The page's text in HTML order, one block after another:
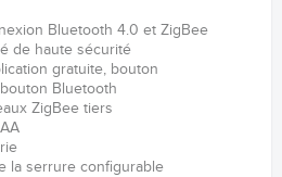
Bluetooth 4.0 et ZigBee
de haute sécurité
gratuite, bouton
Bluetooth
ZigBee tiers
la serrure configurable